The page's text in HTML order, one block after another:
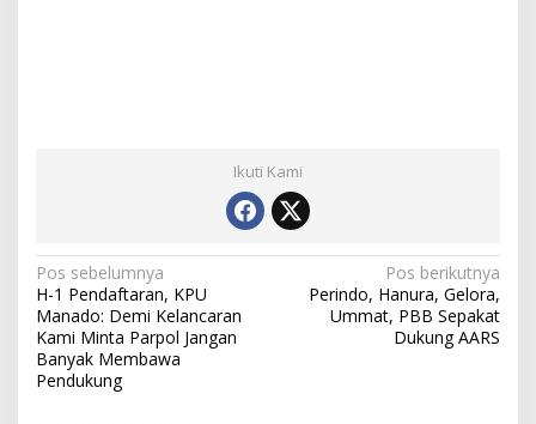
Ikuti Kami
N
a
v
i
Pos sebelumnya
H-1 Pendaftaran, KPU
Manado: Demi Kelancaran
Kami Minta Parpol Jangan
Banyak Membawa
Pendukung
Pos berikutnya
Perindo, Hanura, Gelora,
Ummat, PBB Sepakat
Dukung AARS